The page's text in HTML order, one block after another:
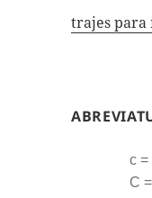
trajes para
c =
C